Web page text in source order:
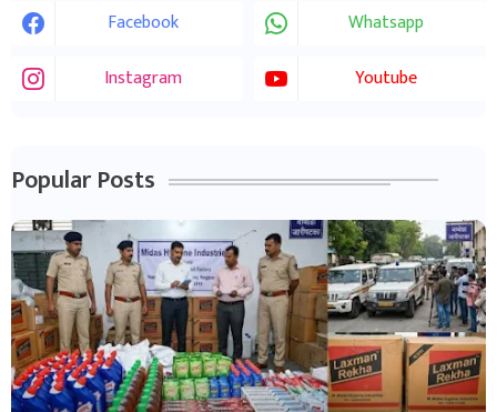
Facebook
Whatsapp
Instagram
Youtube
Popular Posts